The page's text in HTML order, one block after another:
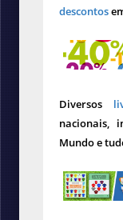
descontos
Diversos
nacionais,
Mundo e